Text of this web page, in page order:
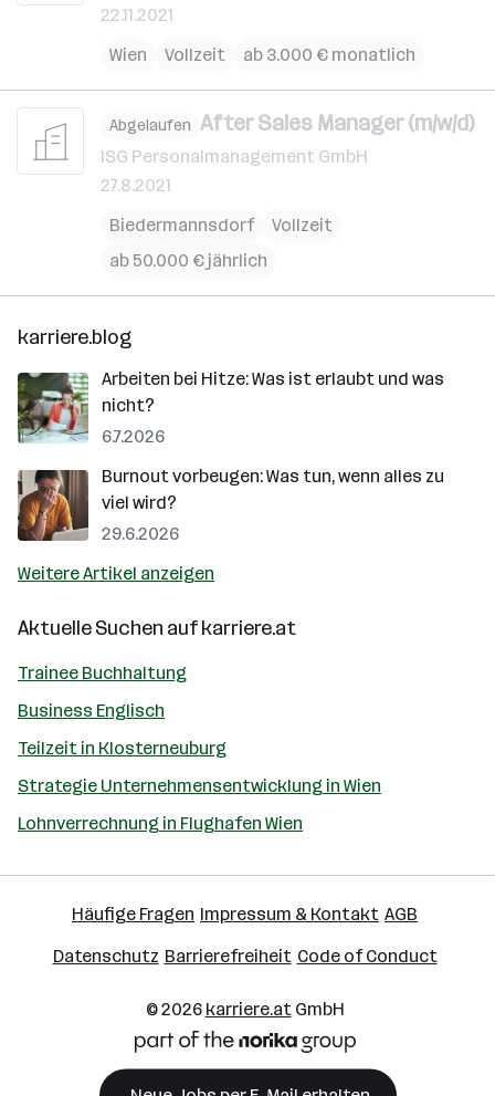
22.11.2021
Wien
Vollzeit ab 3.000 € monatlich
Abgelaufen After Sales Manager (m/w/d)
ISG Personalmanagement GmbH
27.8.2021
Biedermannsdorf
Vollzeit
ab 50.000 € jährlich
karriere.blog
Arbeiten bei Hitze: Was ist erlaubt und was
nicht?
6.7.2026
Burnout vorbeugen: Was tun, wenn alles zu
viel wird?
29.6.2026
Weitere Artikel anzeigen
Aktuelle Suchen aufkarriere.at
Trainee Buchhaltung
Business Englisch
Teilzeit in Klosterneuburg
Strategie Unternehmensentwicklung in Wien
Lohnverrechnung in Flughafen Wien
Häufige Fragen Impressum & Kontakt AGB
Datenschutz Barrierefreiheit Code of Conduct
© 2026 karriere.at GmbH